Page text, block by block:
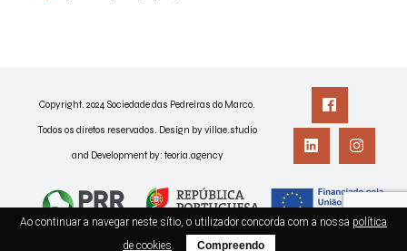
Copyright. 2024 Sociedade das Pedreiras do Marco.
Todos os diretos reservados. Design by villae.studio
and Development by: teoria.agency
Ao continuar a navegar neste sítio, o utilizador concorda com a nossa política
de cookies. Compreendo